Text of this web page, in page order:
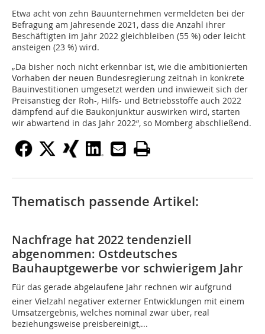
Etwa acht von zehn Bauunternehmen vermeldeten bei der
Befragung am Jahresende 2021, dass die Anzahl ihrer
Beschäftigten im Jahr 2022 gleichbleiben (55 %) oder leicht
ansteigen (23 %) wird.
„Da bisher noch nicht erkennbar ist, wie die ambitionierten
Vorhaben der neuen Bundesregierung zeitnah in konkrete
Bauinvestitionen umgesetzt werden und inwieweit sich der
Preisanstieg der Roh-, Hilfs- und Betriebsstoffe auch 2022
dämpfend auf die Baukonjunktur auswirken wird, starten
wir abwartend in das Jahr 2022“, so Momberg abschließend.
Thematisch passende Artikel:
Nachfrage hat 2022 tendenziell
abgenommen: Ostdeutsches
Bauhauptgewerbe vor schwierigem Jahr
Für das gerade abgelaufene Jahr rechnen wir aufgrund
einer Vielzahl negativer externer Entwicklungen mit einem
Umsatzergebnis, welches nominal zwar über, real
beziehungsweise preisbereinigt,...